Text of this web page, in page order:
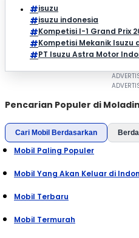
isuzu
isuzu indonesia
Kompetisi I-1 Grand Prix
Kompetisi Mekanik Isuzu
PT Isuzu Astra Motor
Pencarian Populer di Moladin
Cari Mobil Berdasarkan
Mobil Paling Populer
Mobil Yang Akan Keluar di
Mobil Terbaru
Mobil Termurah